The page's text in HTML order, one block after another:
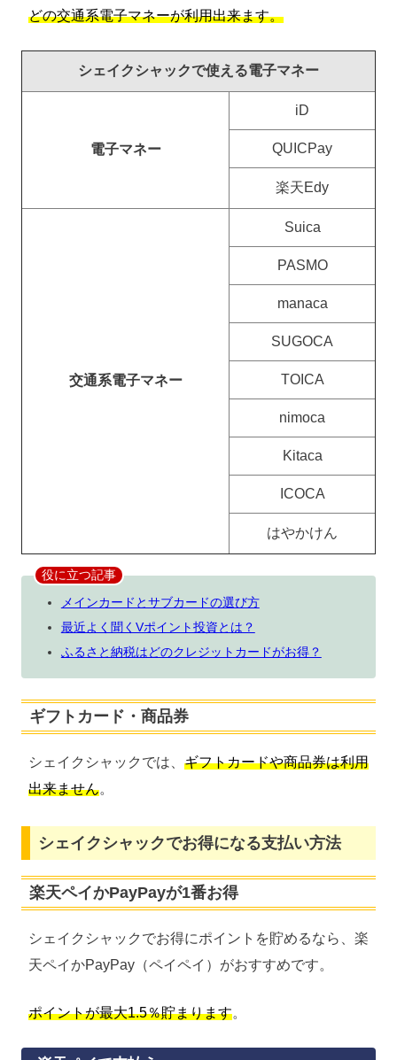
どの交通系電子マネーが利用出来ます。
シェイクシャックで使える電子マネー
電子マネー
iD
QUICPay
楽天Edy
交通系電子マネー
Suica
PASMO
manaca
SUGOCA
TOICA
nimoca
Kitaca
ICOCA
はやかけん
役に立つ記事
メインカードとサブカードの選び方
最近よく聞くVポイント投資とは？
ふるさと納税はどのクレジットカードがお得？
ギフトカード・商品券
シェイクシャックでは、 ギフトカードや商品券は利用
出来ません。
シェイクシャックでお得になる支払い方法
楽天ペイかPayPayが1番お得
シェイクシャックでお得にポイントを貯めるなら、楽
天ペイかPayPay（ペイペイ）がおすすめです。
ポイントが最大1.5％貯まります。